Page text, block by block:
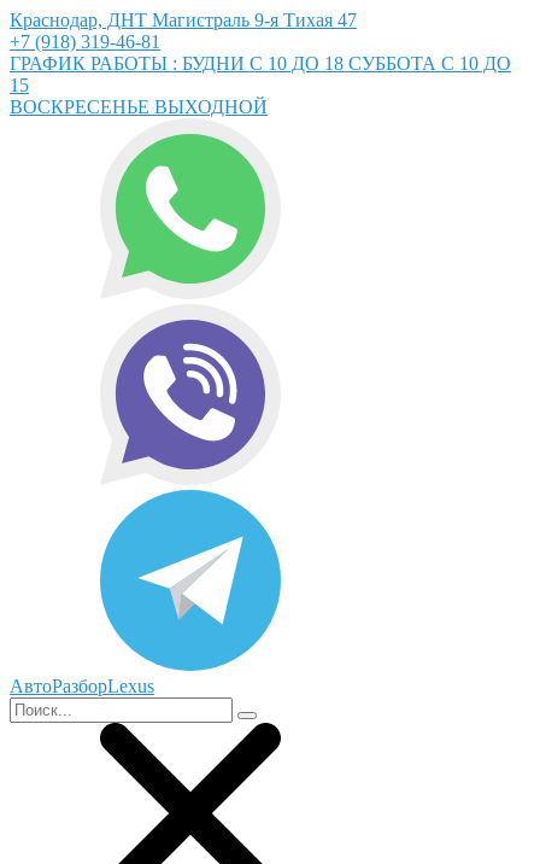
Краснодар, ДНТ Магистраль 9-я Тихая 47
+7 (918) 319-46-81
ГРАФИК РАБОТЫ : БУДНИ С 10 ДО 18 СУББОТА С 10 ДО
15
ВОСКРЕСЕНЬЕ ВЫХОДНОЙ
АвтоРазборLexus